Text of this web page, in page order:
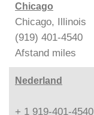
Chicago
Chicago, Illinois
(919) 401-4540
Afstand miles
Nederland
+ 1 919-401-4540